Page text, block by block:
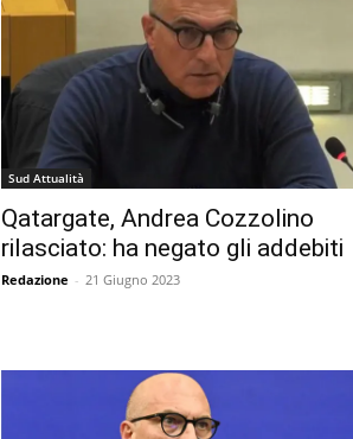
Sud Attualità
Qatargate, Andrea Cozzolino
rilasciato: ha negato gli addebiti
Redazione - 21 Giugno 2023